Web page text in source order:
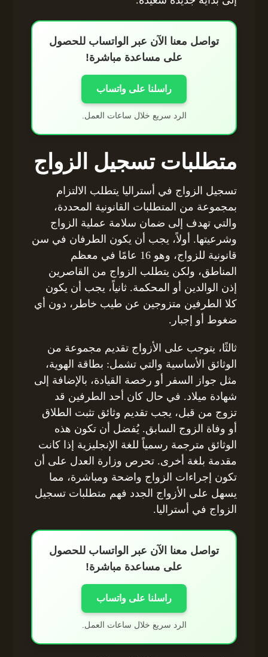
تواصل معنا الآن عبر الواتساب للحصول
على مساعدة مباشرة!
راسلنا على واتساب
الرد سريع خلال ساعات العمل.
متطلبات تسجيل الزواج
تسجيل الزواج في أستراليا يتطلب الالتزام
بمجموعة من المتطلبات القانونية المحددة،
والتي تهدف إلى ضمان سلامة عملية الزواج
وشرعيتها. أولاً، يجب أن يكون الطرفان في سن
قانونية للزواج، وهو 16 عامًا في معظم
المناطق، ولكن يتطلب الزواج من القاصرين
إذن الوالدين أو المحكمة. ثانياً، يجب أن يكون
كلا الطرفين متزوجين عن طيب خاطر، دون أي
ضغوط أو إجبار.
ثالثًا، يتوجب على الأزواج تقديم مجموعة من
الوثائق الأساسية والتي تشمل: بطاقة الهوية،
مثل جواز السفر أو رخصة القيادة، بالإضافة إلى
شهادة ميلاد. في حال كان أحد الطرفين قد
تزوج من قبل، يجب تقديم وثائق تثبت الطلاق
أو وفاة الزوج السابق. يُفضل أن تكون هذه
الوثائق مترجمة رسمياً للغة الإنجليزية إذا كانت
مقدمة بلغة أخرى. تحرص وزارة العدل على أن
تكون إجراءات الزواج واضحة ومباشرة، مما
يسهل على الأزواج الجدد فهم متطلبات تسجيل
الزواج في أستراليا.
تواصل معنا الآن عبر الواتساب للحصول
على مساعدة مباشرة!
راسلنا على واتساب
الرد سريع خلال ساعات العمل.